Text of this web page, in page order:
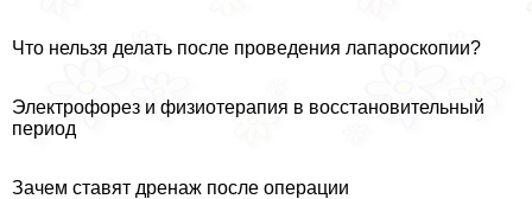
Что нельзя делать после проведения лапароскопии?
Электрофорез и физиотерапия в восстановительный
период
Зачем ставят дренаж после операции